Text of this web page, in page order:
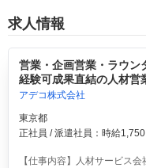
求人情報
営業・企画営業・ラウン
経験可成果直結の人材営
アデコ株式会社
東京都
正社員 / 派遣社員：時給1,750
【仕事内容】人材サービス